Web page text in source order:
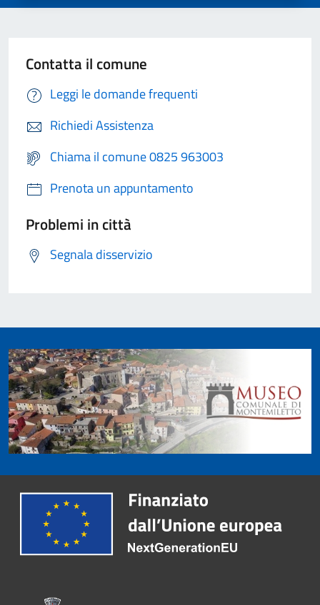
Contatta il comune
Leggi le domande frequenti
Richiedi Assistenza
Chiama il comune 0825 963003
Prenota un appuntamento
Problemi in città
Segnala disservizio